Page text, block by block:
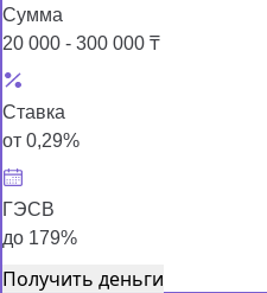
Сумма
20 000 - 300 000 ₸
Ставка
от 0,29%
ГЭСВ
до 179%
Получить деньги